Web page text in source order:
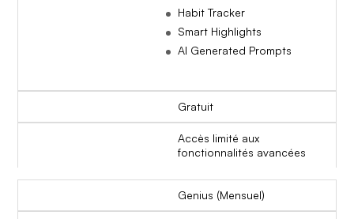
Habit Tracker
Smart Highlights
AI Generated Prompts
Gratuit
Accès limité aux
fonctionnalités avancées
Genius (Mensuel)